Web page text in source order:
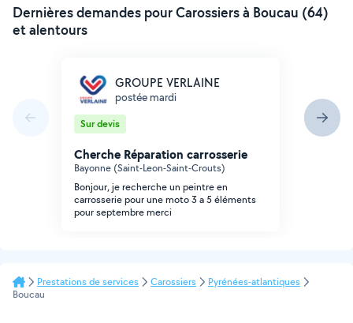
Dernières demandes pour Carossiers à Boucau (64)
et alentours
GROUPE VERLAINE
postée mardi
Sur devis
Cherche Réparation carrosserie
Bayonne (Saint-Leon-Saint-Crouts)
Bonjour, je recherche un peintre en
carrosserie pour une moto 3 a 5 éléments
pour septembre merci
Prestations de services Carossiers
Pyrénées-atlantiques
Boucau